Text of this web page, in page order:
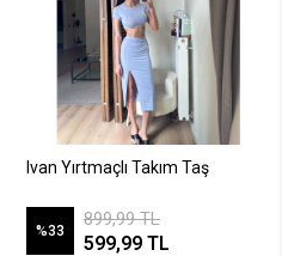
Ivan Yırtmaçlı Takım Taş
%33
899,99 TL
599,99 TL